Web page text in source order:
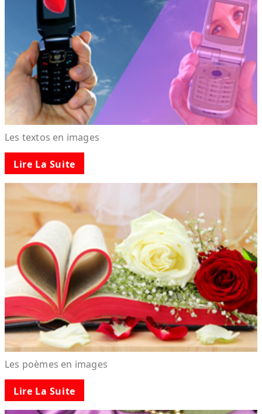
Les textos en images
Lire La Suite
Les poèmes en images
Lire La Suite